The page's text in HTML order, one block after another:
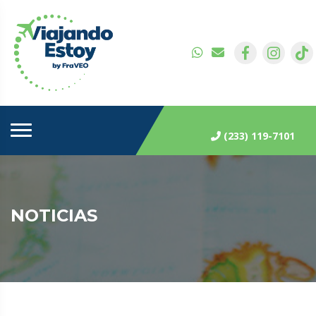
(233) 119-7101
NOTICIAS